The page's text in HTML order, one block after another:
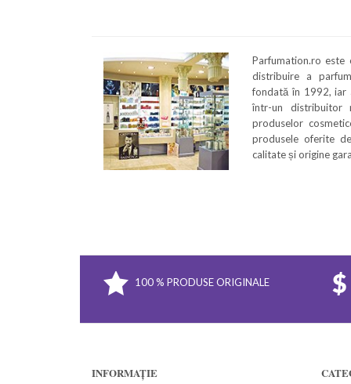
Parfumation.ro este
distribuire a
fondată în 1992, iar
într-un distribuitor
produselor
produsele oferite
calitate și origine
100 % PRODUSE ORIGINALE
INFORMAȚIE